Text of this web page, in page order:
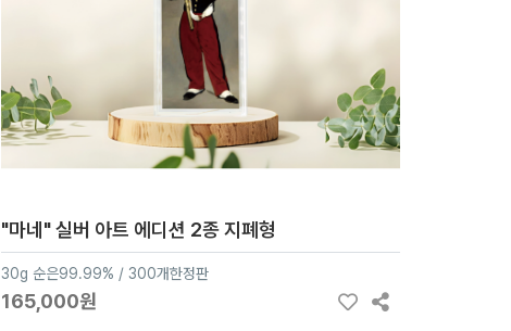
"마네" 실버 아트 에디션 2종 지폐형
30g 순은99.99% / 300개한정판
165,000원